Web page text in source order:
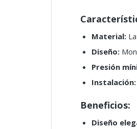
Material:
Diseño:
Presión
Instalación:
Beneficios:
Diseño